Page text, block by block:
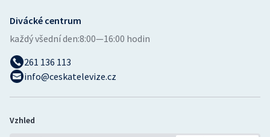
Divácké centrum
každý všední den:8:00—16:00 hodin
261 136 113
info@ceskatelevize.cz
Vzhled